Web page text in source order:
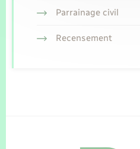
Parrainage civil
Recensement